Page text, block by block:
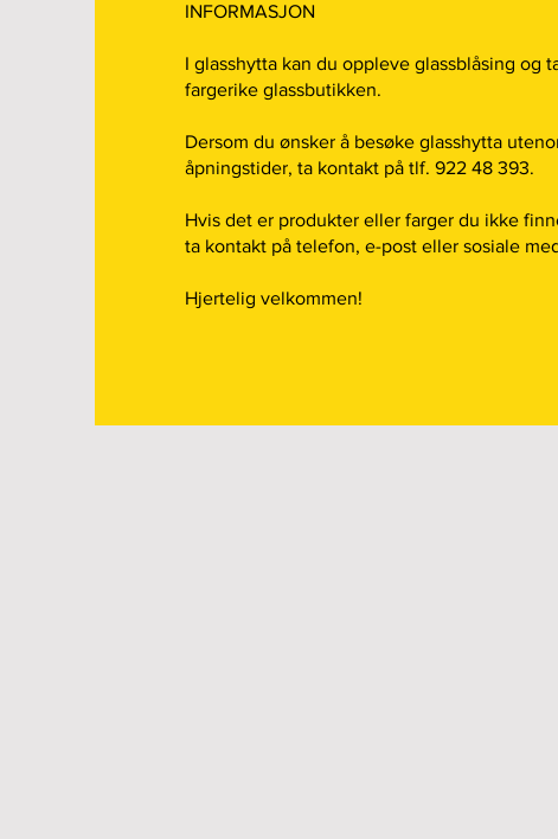
INFORMASJON
I glasshytta kan du oppleve glassblåsing og
fargerike glassbutikken.
Dersom du ønsker å besøke glasshytta
åpningstider, ta kontakt på tlf. 922 48 393.
Hvis det er produkter eller farger du ikke
ta kontakt på telefon, e-post eller sosiale
Hjertelig velkommen!